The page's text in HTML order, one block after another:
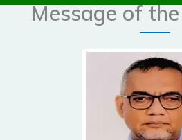
Message of